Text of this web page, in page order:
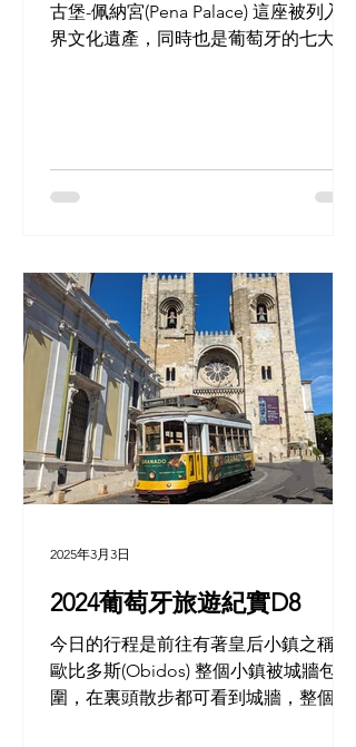
古堡-佩納宮(Pena Palace) 這座被列入世
界文化遺產，同時也是葡萄牙的七大奇
2024葡萄牙旅遊紀實D8
今日的行程是前往有著皇后小鎮之稱的
歐比多斯(Obidos) 整個小鎮被城牆包
圍，在裏頭散步都可看到城牆，整個小
2025年3月3日